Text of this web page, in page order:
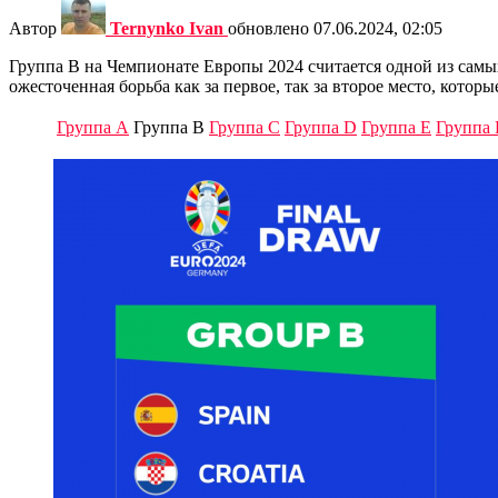
Автор Ternynko Ivan обновлено 07.06.2024, 02:05
Группа B на Чемпионате Европы 2024 считается одной из
ожесточенная борьба как за первое, так за второе место,
Группа A Группа B Группа C Группа D Группа E Группа